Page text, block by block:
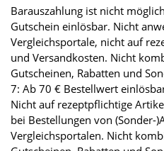
Barauszahlung ist nicht
Gutschein einlösbar. Nicht
Vergleichsportale, nicht auf
und Versandkosten. Nicht
Gutscheinen, Rabatten und
7: Ab 70 € Bestellwert
Nicht auf rezeptpflichtige
bei Bestellungen von (Sonder-
Vergleichsportalen. Nicht